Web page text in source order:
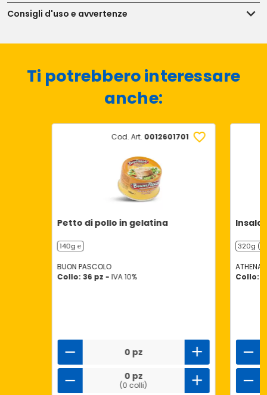
Consigli d'uso e avvertenze
Ti potrebbero interessare
anche:
Cod. Art. 0012601701
Petto di pollo in gelatina
140g ℮
BUON PASCOLO
Collo: 36 pz - IVA 10%
0 pz
0 pz
(0 colli)
320g (2
ATHENA
Collo: